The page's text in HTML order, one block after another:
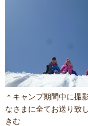
＊キャンプ期間中に撮
なさまに全てお送り致
きむ